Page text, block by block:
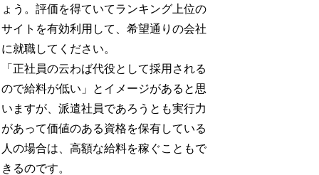
ょう。評価を得ていてランキング上位の
サイトを有効利用して、希望通りの会社
に就職してください。
「正社員の云わば代役として採用される
ので給料が低い」とイメージがあると思
いますが、派遣社員であろうとも実行力
があって価値のある資格を保有している
人の場合は、高額な給料を稼ぐこともで
きるのです。